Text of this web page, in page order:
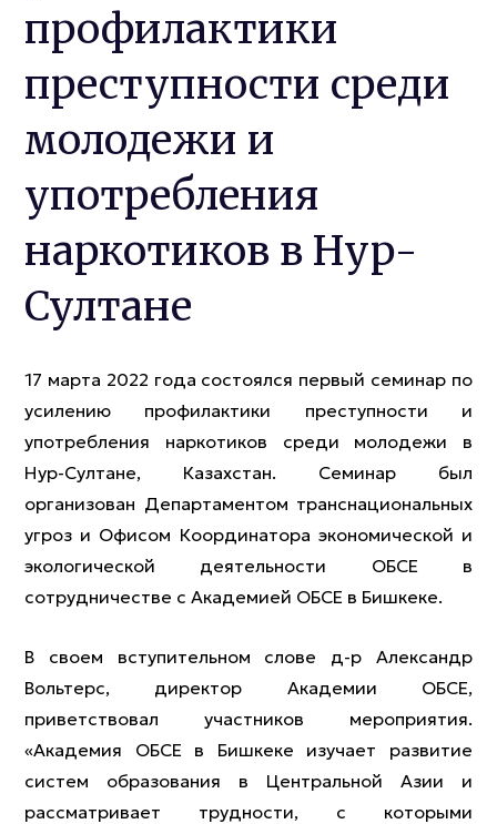
профилактики
преступности среди
молодежи и
употребления
наркотиков в Нур-
Султане
17 марта 2022 года состоялся первый семинар по
усилению профилактики преступности и
употребления наркотиков среди молодежи в
Нур-Султане, Казахстан. Семинар был
организован Департаментом транснациональных
угроз и Офисом Координатора экономической и
экологической деятельности ОБСЕ в
сотрудничестве с Академией ОБСЕ в Бишкеке.
В своем вступительном слове д-р Александр
Вольтерс, директор Академии ОБСЕ,
приветствовал участников мероприятия.
«Академия ОБСЕ в Бишкеке изучает развитие
систем образования в Центральной Азии и
рассматривает трудности, с которыми